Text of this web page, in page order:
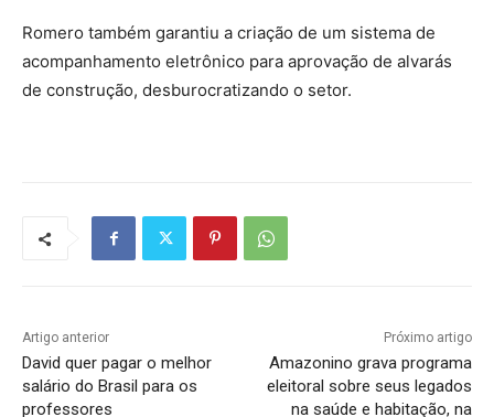
Romero também garantiu a criação de um sistema de
acompanhamento eletrônico para aprovação de alvarás
de construção, desburocratizando o setor.
Artigo anterior
David quer pagar o melhor
salário do Brasil para os
professores
Próximo artigo
Amazonino grava programa
eleitoral sobre seus legados
na saúde e habitação, na